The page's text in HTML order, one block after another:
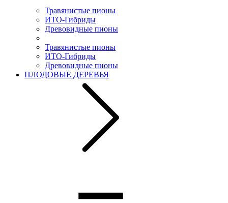
Травянистые пионы
ИТО-Гибриды
Древовидные пионы
Травянистые пионы
ИТО-Гибриды
Древовидные пионы
ПЛОДОВЫЕ ДЕРЕВЬЯ